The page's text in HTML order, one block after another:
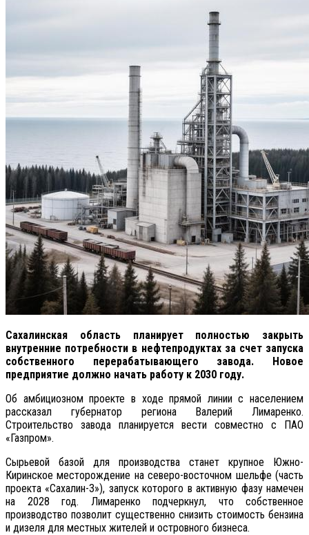
Сахалинская область планирует полностью закрыть
внутренние потребности в нефтепродуктах за счет запуска
собственного перерабатывающего завода. Новое
предприятие должно начать работу к 2030 году.
Об амбициозном проекте в ходе прямой линии с населением
рассказал губернатор региона Валерий Лимаренко.
Строительство завода планируется вести совместно с ПАО
«Газпром».
Сырьевой базой для производства станет крупное Южно-
Киринское месторождение на северо-восточном шельфе (часть
проекта «Сахалин-3»), запуск которого в активную фазу намечен
на 2028 год. Лимаренко подчеркнул, что собственное
производство позволит существенно снизить стоимость бензина
и дизеля для местных жителей и островного бизнеса.